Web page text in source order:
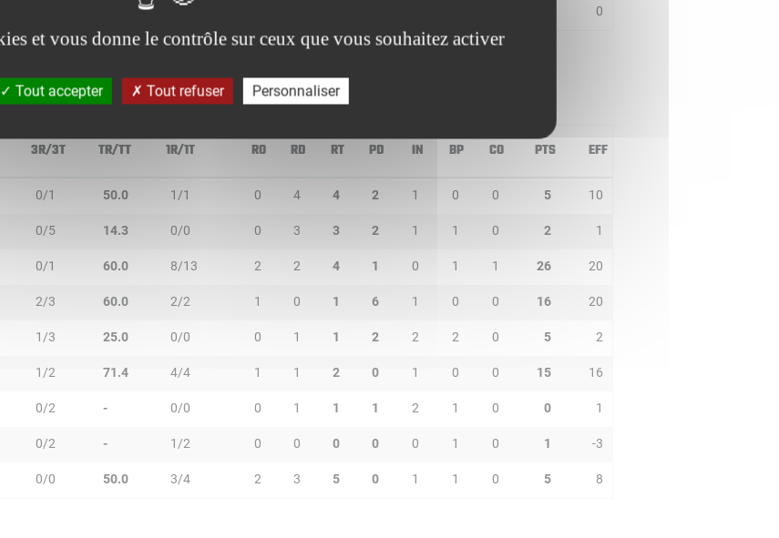
0
3R/3T TR/TT 1R/1T RO RD RT PD IN BP CO PTS EFF
0/1 50.0 1/1 0 4 4 2 1 0 0 5 10
0/5 14.3 0/0 0 3 3 2 1 1 0 2 1
0/1 60.0 8/13 2 2 4 1 0 1 1 26 20
2/3 60.0 2/2 1 0 1 6 1 0 0 16 20
1/3 25.0 0/0 0 1 1 2 2 2 0 5 2
1/2 71.4 4/4 1 1 2 0 1 0 0 15 16
0/2 - 0/0 0 1 1 1 2 1 0 0 1
0/2 - 1/2 0 0 0 0 0 1 0 1 -3
0/0 50.0 3/4 2 3 5 0 1 1 0 5 8
et vous donne le contrôle sur ceux que vous souhaitez activer
Tout accepter Tout refuser Personnaliser